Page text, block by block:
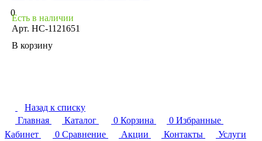
0
Есть в наличии
Арт. НС-1121651
В корзину
Назад к списку
Главная
Каталог 0 Корзина 0 Избранные
Кабинет
0 Сравнение Акции Контакты
Услуги